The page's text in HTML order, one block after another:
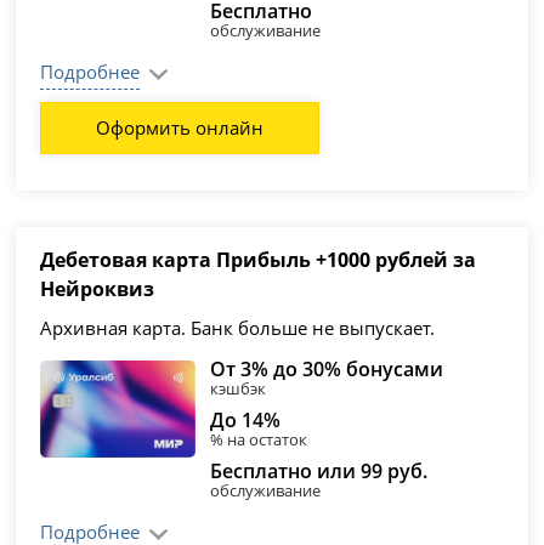
Бесплатно
обслуживание
Подробнее
Оформить онлайн
Дебетовая карта Прибыль +1000 рублей за
Нейроквиз
Архивная карта. Банк больше не выпускает.
От 3% до 30% бонусами
кэшбэк
До 14%
% на остаток
Бесплатно или 99 руб.
обслуживание
Подробнее